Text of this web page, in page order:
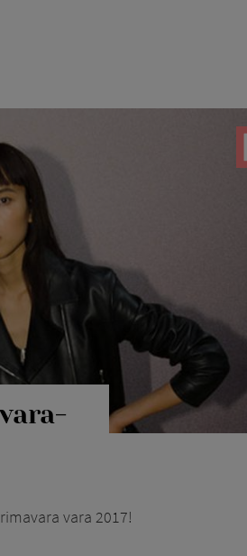
vara 2017!